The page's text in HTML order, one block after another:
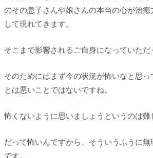
のその息子さんや娘さんの本当の心が治癒
して現れてきます。
そこまで影響されるご自身になっていただ
そのためにはまず今の状況が怖いなと思っ
とは悪いことではないですね。
怖くないように思いましょうというのは難
だって怖いんですから、そういうふうに
です。